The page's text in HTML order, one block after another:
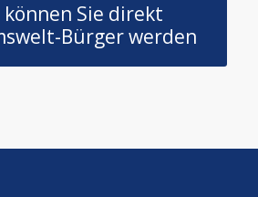
können Sie direkt
Bürger werden